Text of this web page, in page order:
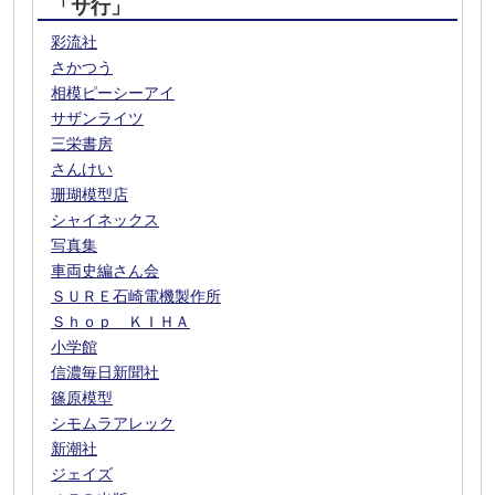
「サ行」
彩流社
さかつう
相模ピーシーアイ
サザンライツ
三栄書房
さんけい
珊瑚模型店
シャイネックス
写真集
車両史編さん会
ＳＵＲＥ石崎電機製作所
Ｓｈｏｐ ＫＩＨＡ
小学館
信濃毎日新聞社
篠原模型
シモムラアレック
新潮社
ジェイズ